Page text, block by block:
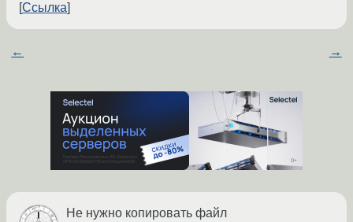
Ссылка
← →
Не нужно копировать файл